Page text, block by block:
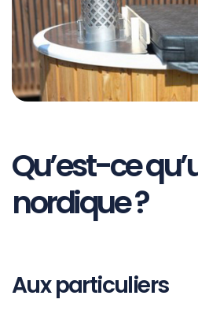
Qu’est-ce
nordique ?
Aux particuliers